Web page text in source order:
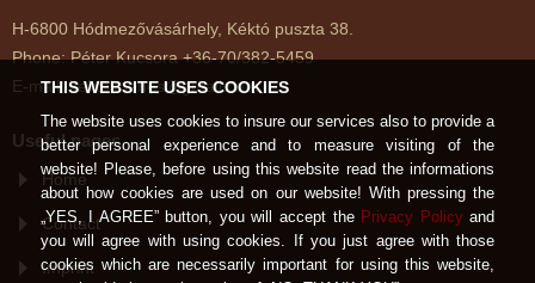
H-6800 Hódmezővásárhely, Kéktó puszta 38.
Phone: Péter Kucsora +36-70/382-5459
E-mail: kektoimenes@gmail.com
Useful pages
Home
Contact
Imprint
THIS WEBSITE USES COOKIES
The website uses cookies to insure our services also to provide a
better personal experience and to measure visiting of the
website! Please, before using this website read the informations
about how cookies are used on our website! With pressing the
„YES, I AGREE” button, you will accept the Privacy Policyand
you will agree with using cookies. If you just agree with those
cookies which are necessarily important for using this website,